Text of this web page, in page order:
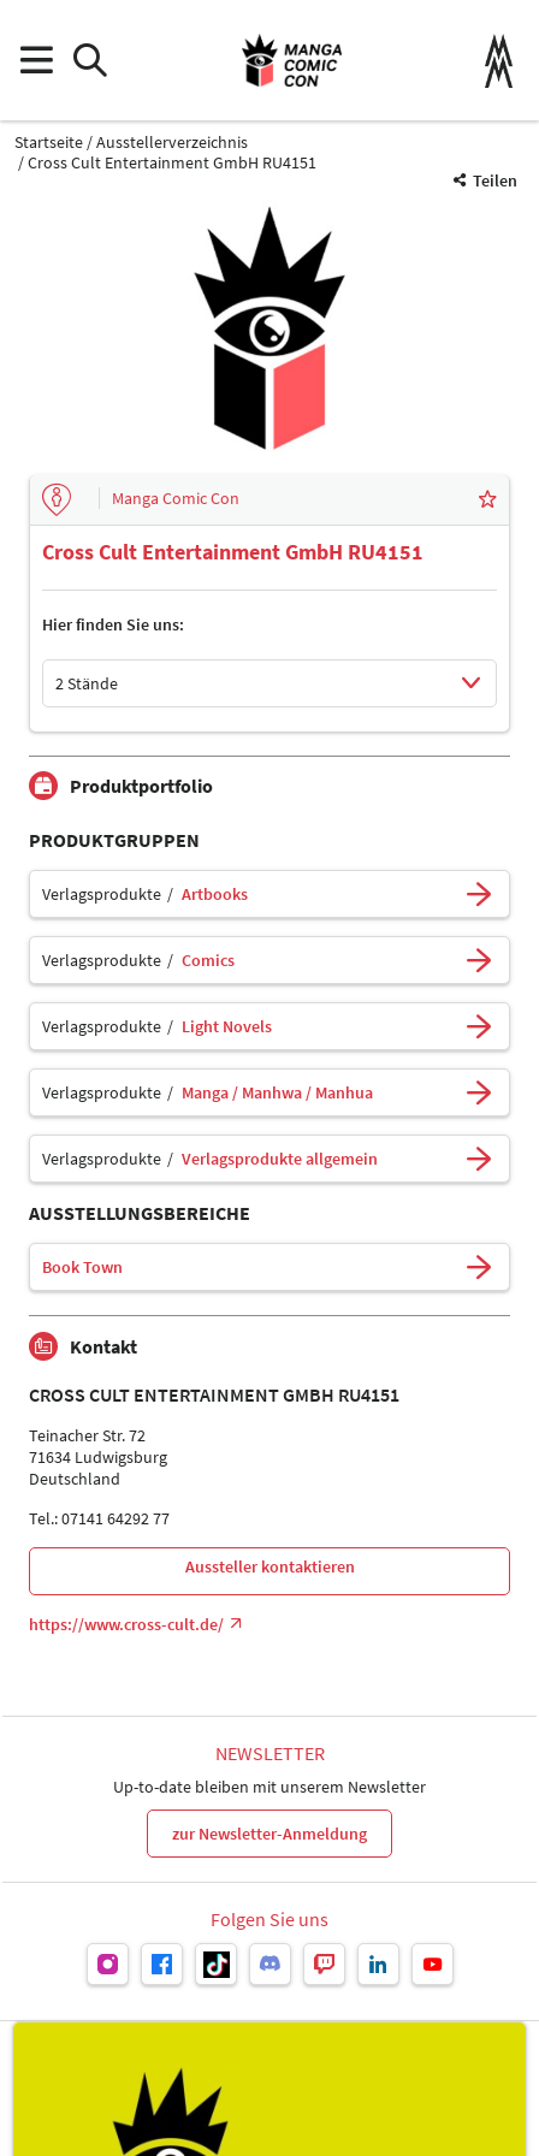
Startseite
Ausstellerverzeichnis
Cross Cult Entertainment GmbH RU4151
Teilen
Manga Comic Con
Cross Cult Entertainment GmbH RU4151
Hier finden Sie uns:
2 Stände
Produktportfolio
PRODUKTGRUPPEN
Verlagsprodukte Artbooks
Verlagsprodukte Comics
Verlagsprodukte Light Novels
Verlagsprodukte Manga / Manhwa / Manhua
Verlagsprodukte Verlagsprodukte allgemein
AUSSTELLUNGSBEREICHE
Book Town
Kontakt
CROSS CULT ENTERTAINMENT GMBH RU4151
Teinacher Str. 72
71634 Ludwigsburg
Deutschland
Tel.: 07141 64292 77
Aussteller kontaktieren
https://www.cross-cult.de/
NEWSLETTER
Up-to-date bleiben mit unserem Newsletter
zur Newsletter-Anmeldung
Folgen Sie uns